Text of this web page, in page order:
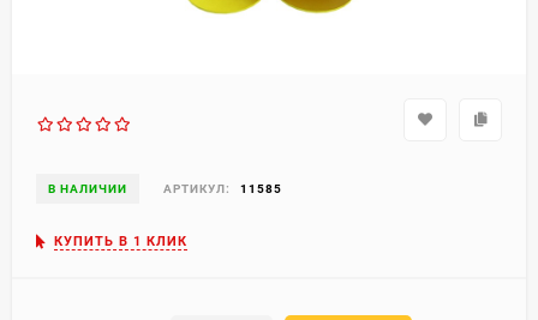
В НАЛИЧИИ АРТИКУЛ: 11585
КУПИТЬ В 1 КЛИК